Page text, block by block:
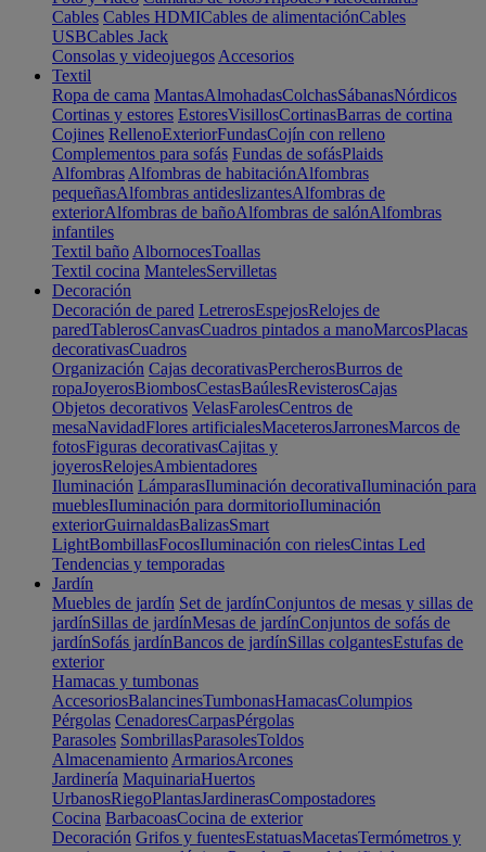
Cables Cables HDMICables de alimentaciónCables
USBCables Jack
Consolas y videojuegos Accesorios
Textil
Ropa de cama MantasAlmohadasColchasSábanasNórdicos
Cortinas y estores EstoresVisillosCortinasBarras de cortina
Cojines RellenoExteriorFundasCojín con relleno
Complementos para sofás Fundas de sofásPlaids
Alfombras Alfombras de habitaciónAlfombras
pequeñasAlfombras antideslizantesAlfombras de
exteriorAlfombras de bañoAlfombras de salónAlfombras
infantiles
Textil baño AlbornocesToallas
Textil cocina MantelesServilletas
Decoración
Decoración de pared LetrerosEspejosRelojes de
paredTablerosCanvasCuadros pintados a manoMarcosPlacas
decorativasCuadros
Organización Cajas decorativasPercherosBurros de
ropaJoyerosBiombosCestasBaúlesRevisterosCajas
Objetos decorativos VelasFarolesCentros de
mesaNavidadFlores artificialesMaceterosJarronesMarcos de
fotosFiguras decorativasCajitas y
joyerosRelojesAmbientadores
Iluminación LámparasIluminación decorativaIluminación para
mueblesIluminación para dormitorioIluminación
exteriorGuirnaldasBalizasSmart
LightBombillasFocosIluminación con rielesCintas Led
Tendencias y temporadas
Jardín
Muebles de jardín Set de jardínConjuntos de mesas y sillas de
jardínSillas de jardínMesas de jardínConjuntos de sofás de
jardínSofás jardínBancos de jardínSillas colgantesEstufas de
exterior
Hamacas y tumbonas
AccesoriosBalancinesTumbonasHamacasColumpios
Pérgolas CenadoresCarpasPérgolas
Parasoles SombrillasParasolesToldos
Almacenamiento ArmariosArcones
Jardinería MaquinariaHuertos
UrbanosRiegoPlantasJardinerasCompostadores
Cocina BarbacoasCocina de exterior
Decoración Grifos y fuentesEstatuasMacetasTermómetros y